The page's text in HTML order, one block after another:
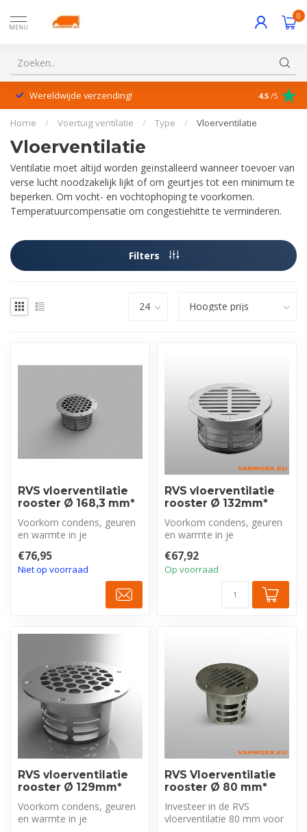
MENU
0
Wereldwijde verzending! 4.5 /5
Home / Voertuig ventilatie / Type / Vloerventilatie
Vloerventilatie
Ventilatie moet altijd worden geïnstalleerd wanneer toevoer van
verse lucht noodzakelijk lijkt of om geurtjes tot een minimum te
beperken. Om vocht- en vochtophoping te voorkomen.
Temperatuurcompensatie om congestiehitte te verminderen.
Filters
RVS vloerventilatie
rooster Ø 168,3 mm*
Voorkom condens, geuren
en warmte in je
robuuste RVS vloer...
€76,95
Niet op voorraad
RVS vloerventilatie
rooster Ø 132mm*
Voorkom condens, geuren
en warmte in je
robuuste RVS vloer...
€67,92
Op voorraad
RVS vloerventilatie
rooster Ø 129mm*
Voorkom condens, geuren
en warmte in je
RVS Vloerventilatie
rooster Ø 80 mm*
Investeer in de RVS
vloerventilatie 80 mm voor